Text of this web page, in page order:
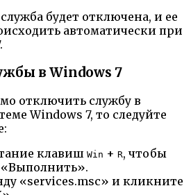
будет отключена, и ее
автоматически при
в Windows 7
отключить службу в
Windows 7, то следуйте
клавиш Win + R, чтобы
«services.msc» и кликните